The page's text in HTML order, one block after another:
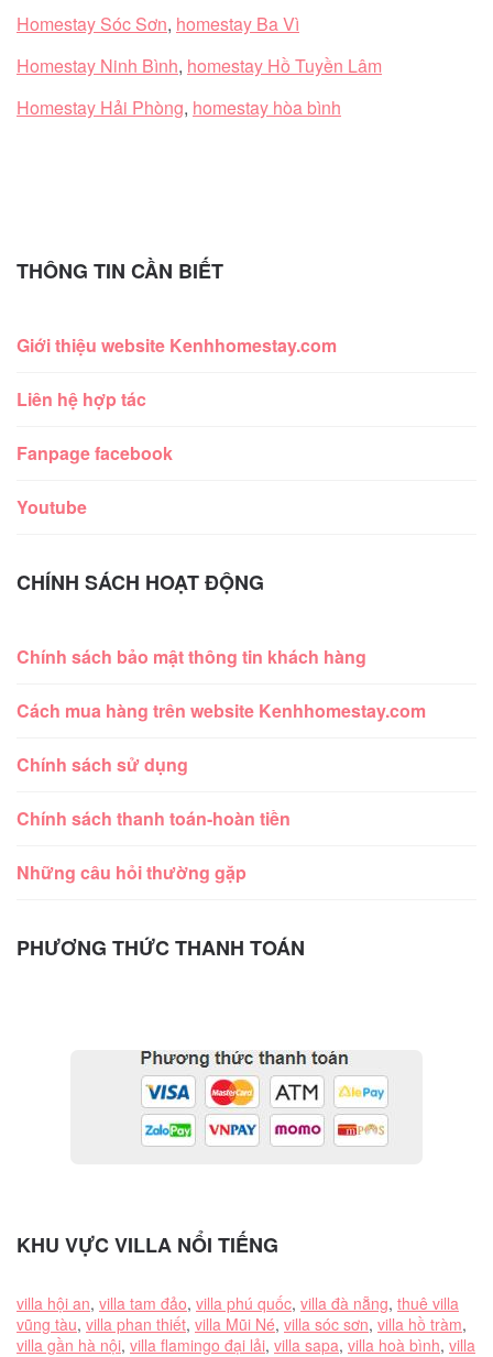
Homestay Sóc Sơn, homestay Ba Vì
Homestay Ninh Bình, homestay Hồ Tuyền Lâm
Homestay Hải Phòng, homestay hòa bình
THÔNG TIN CẦN BIẾT
Giới thiệu website Kenhhomestay.com
Liên hệ hợp tác
Fanpage facebook
Youtube
CHÍNH SÁCH HOẠT ĐỘNG
Chính sách bảo mật thông tin khách hàng
Cách mua hàng trên website Kenhhomestay.com
Chính sách sử dụng
Chính sách thanh toán-hoàn tiền
Những câu hỏi thường gặp
PHƯƠNG THỨC THANH TOÁN
KHU VỰC VILLA NỔI TIẾNG
villa hội an, villa tam đảo, villa phú quốc, villa đà nẵng, thuê villa
vũng tàu, villa phan thiết, villa Mũi Né, villa sóc sơn, villa hồ tràm,
villa gần hà nội, villa flamingo đại lải, villa sapa, villa hoà bình, villa